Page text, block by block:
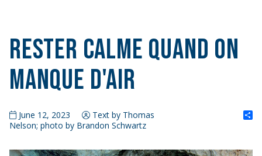
Rester calme quand on
manque d'air
June 12, 2023
Text by Thomas
Nelson; photo by Brandon Schwartz